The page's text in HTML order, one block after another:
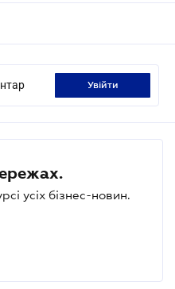
увійти
усіх бізнес-новин.